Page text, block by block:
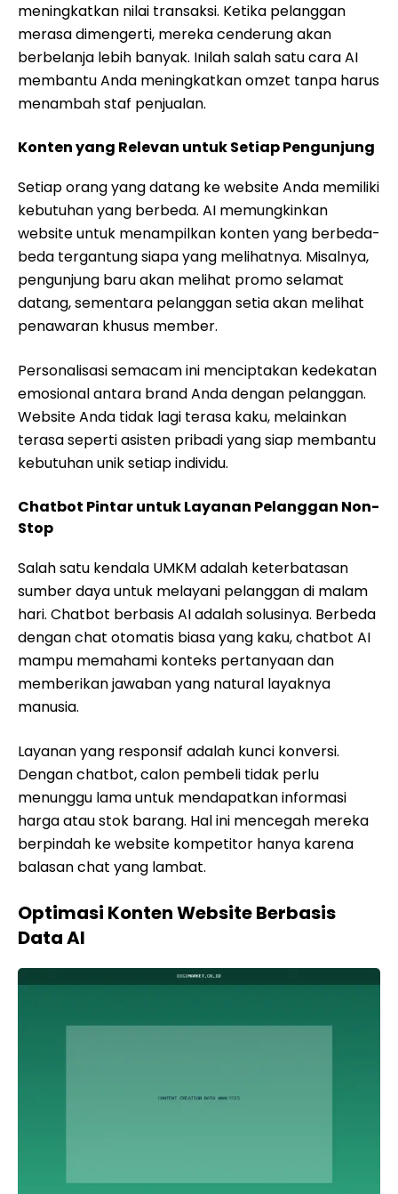
meningkatkan nilai transaksi. Ketika pelanggan
merasa dimengerti, mereka cenderung akan
berbelanja lebih banyak. Inilah salah satu cara AI
membantu Anda meningkatkan omzet tanpa harus
menambah staf penjualan.
Konten yang Relevan untuk Setiap Pengunjung
Setiap orang yang datang ke website Anda memiliki
kebutuhan yang berbeda. AI memungkinkan
website untuk menampilkan konten yang berbeda-
beda tergantung siapa yang melihatnya. Misalnya,
pengunjung baru akan melihat promo selamat
datang, sementara pelanggan setia akan melihat
penawaran khusus member.
Personalisasi semacam ini menciptakan kedekatan
emosional antara brand Anda dengan pelanggan.
Website Anda tidak lagi terasa kaku, melainkan
terasa seperti asisten pribadi yang siap membantu
kebutuhan unik setiap individu.
Chatbot Pintar untuk Layanan Pelanggan Non-
Stop
Salah satu kendala UMKM adalah keterbatasan
sumber daya untuk melayani pelanggan di malam
hari. Chatbot berbasis AI adalah solusinya. Berbeda
dengan chat otomatis biasa yang kaku, chatbot AI
mampu memahami konteks pertanyaan dan
memberikan jawaban yang natural layaknya
manusia.
Layanan yang responsif adalah kunci konversi.
Dengan chatbot, calon pembeli tidak perlu
menunggu lama untuk mendapatkan informasi
harga atau stok barang. Hal ini mencegah mereka
berpindah ke website kompetitor hanya karena
balasan chat yang lambat.
Optimasi Konten Website Berbasis
Data AI